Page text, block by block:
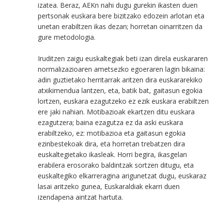
izatea. Beraz, AEKn nahi dugu gurekin ikasten duen
pertsonak euskara bere bizitzako edozein arlotan eta
unetan erabiltzen ikas dezan; horretan oinarritzen da
gure metodologia.
Iruditzen zaigu euskaltegiak beti izan direla euskararen
normalizazioaren ametsezko egoeraren lagin bikaina:
adin guztietako herritarrak aritzen dira euskararekiko
atxikimendua lantzen, eta, batik bat, gaitasun egokia
lortzen, euskara ezagutzeko ez ezik euskara erabiltzen
ere jaki nahian. Motibazioak ekartzen ditu euskara
ezagutzera; baina ezagutza ez da aski euskara
erabiltzeko, ez: motibazioa eta gaitasun egokia
ezinbestekoak dira, eta horretan trebatzen dira
euskaltegietako ikasleak. Horri begira, ikasgelan
erabilera erosorako baldintzak sortzen ditugu, eta
euskaltegiko elkarreragina arigunetzat dugu, euskaraz
lasai aritzeko gunea, Euskaraldiak ekarri duen
izendapena aintzat hartuta.